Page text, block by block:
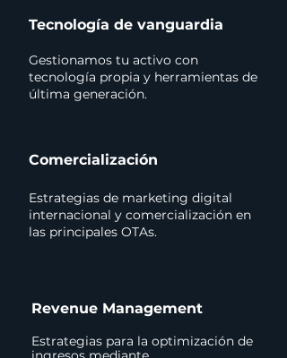
Tecnología de vanguardia
Gestionamos tu activo con
tecnología propia y herramientas de
última generación.
Comercialización
Estrategias de marketing digital
internacional y comercialización en
las principales OTAs.
Revenue Management
Estrategias para la optimización de